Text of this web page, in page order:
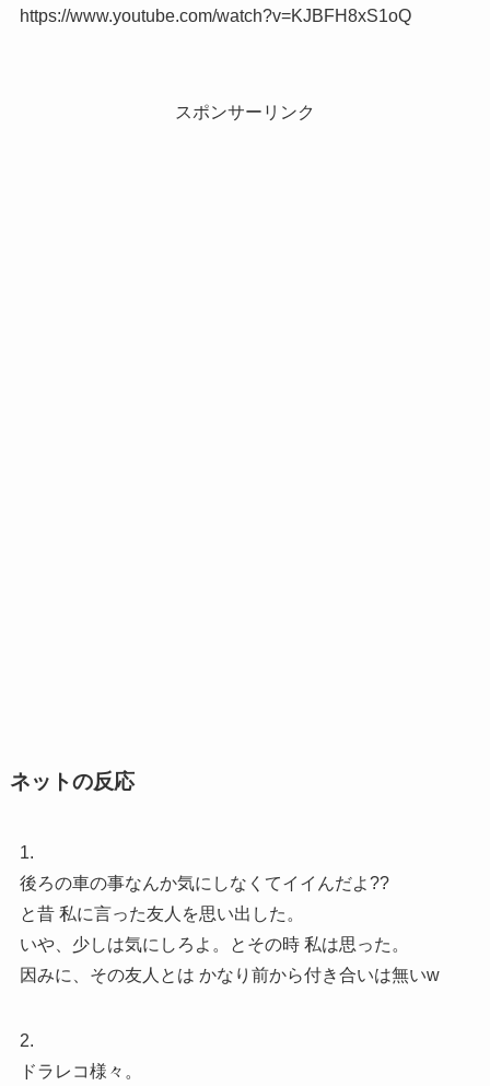
https://www.youtube.com/watch?v=KJBFH8xS1oQ
スポンサーリンク
ネットの反応
1.
後ろの車の事なんか気にしなくてイイんだよ??
と昔 私に言った友人を思い出した。
いや、少しは気にしろよ。とその時 私は思った。
因みに、その友人とは かなり前から付き合いは無いw
2.
ドラレコ様々。